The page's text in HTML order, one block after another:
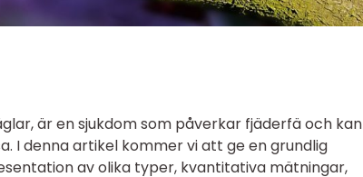
är en sjukdom som påverkar fjäderfä och kan
I denna artikel kommer vi att ge en grundlig
av olika typer, kvantitativa mätningar,